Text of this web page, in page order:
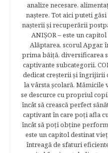
analize necesare,
naştere. Tot aici puteti
naşterii şi recuperării
ANIŞOR – este un
Alăptarea, scorul
prima băiţă, diversificarea
captivante subcategorii.
dedicat creşterii şi îngrijirii
la vârsta şcolară. Mămicile
se descurce cu propriul
încât să crească perfect
captivant în care poţi afla
încât să poţi obţine
este un capitol destinat
întreagă de sfaturi